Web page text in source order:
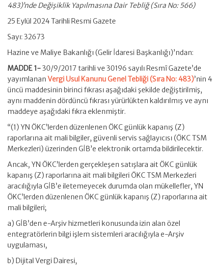
483)’nde Değişiklik Yapılmasına Dair Tebliğ (Sıra No: 566)
25 Eylül 2024 Tarihli Resmi Gazete
Sayı: 32673
Hazine ve Maliye Bakanlığı (Gelir İdaresi Başkanlığı)’ndan:
MADDE 1-30/9/2017 tarihli ve 30196 sayılı Resmî Gazete’de
yayımlanan Vergi Usul Kanunu Genel Tebliği (Sıra No: 483)’nin 4
üncü maddesinin birinci fıkrası aşağıdaki şekilde değiştirilmiş,
aynı maddenin dördüncü fıkrası yürürlükten kaldırılmış ve aynı
maddeye aşağıdaki fıkra eklenmiştir.
“(1) YN ÖKC’lerden düzenlenen ÖKC günlük kapanış (Z)
raporlarına ait mali bilgiler, güvenli servis sağlayıcısı (ÖKC TSM
Merkezleri) üzerinden GİB’e elektronik ortamda bildirilecektir.
Ancak, YN ÖKC’lerden gerçekleşen satışlara ait ÖKC günlük
kapanış (Z) raporlarına ait mali bilgileri ÖKC TSM Merkezleri
aracılığıyla GİB’e iletemeyecek durumda olan mükellefler, YN
ÖKC’lerden düzenlenen ÖKC günlük kapanış (Z) raporlarına ait
mali bilgileri;
a) GİB’den e-Arşiv hizmetleri konusunda izin alan özel
entegratörlerin bilgi işlem sistemleri aracılığıyla e-Arşiv
uygulaması,
b) Dijital Vergi Dairesi,